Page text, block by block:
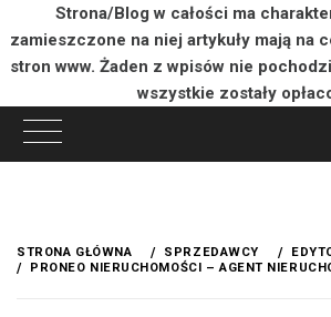
Strona/Blog w całości ma
zamieszczone na niej artykuły mają na
stron www. Żaden z wpisów nie
wszystkie zostały
treści
STRONA GŁÓWNA SPRZEDAWCY
PRONEO NIERUCHOMOŚCI – AGENT